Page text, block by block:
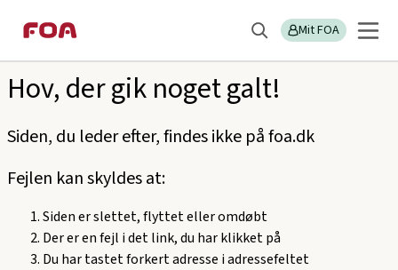
til
hovedindhold
til
hovedmenu
Søg Mit FOA
menu
404
Hov, der gik noget galt!
Siden, du leder efter, findes ikke på foa.dk
Fejlen kan skyldes at:
Siden er slettet, flyttet eller omdøbt
Der er en fejl i det link, du har klikket på
Du har tastet forkert adresse i adressefeltet